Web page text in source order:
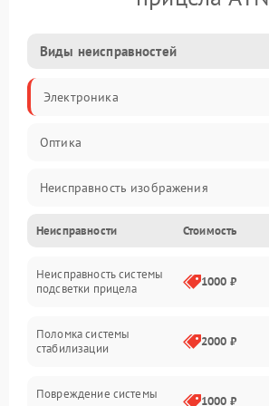
Виды неисправностей
Электроника
Оптика
Неисправность изображения
Механические повреждения
Неисправность фокусировки и оптики
Неисправности Стоимость
Неисправность системы
подсветки прицела
1000 ₽
Поломка системы
стабилизации
2000 ₽
Повреждение системы
1000 ₽